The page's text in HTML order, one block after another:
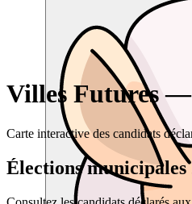
Villes Futures —
Carte interactive des candidats
Élections municipales